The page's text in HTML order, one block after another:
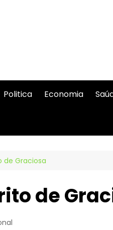
Politica Economia
de Graciosa
de